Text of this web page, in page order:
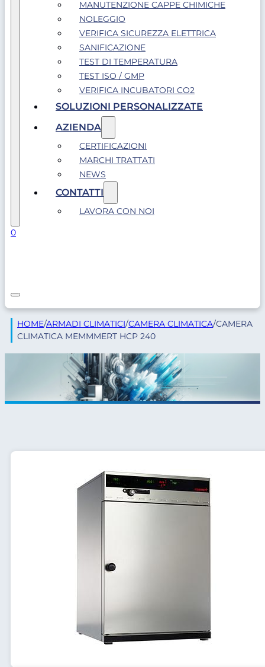
MANUTENZIONE CAPPE CHIMICHE
NOLEGGIO
VERIFICA SICUREZZA ELETTRICA
SANIFICAZIONE
TEST DI TEMPERATURA
TEST ISO / GMP
VERIFICA INCUBATORI CO2
SOLUZIONI PERSONALIZZATE
AZIENDA
CERTIFICAZIONI
MARCHI TRATTATI
NEWS
CONTATTI
LAVORA CON NOI
0
HOME/ARMADI CLIMATICI/CAMERA CLIMATICA/CAMERA
CLIMATICA MEMMMERT HCP 240